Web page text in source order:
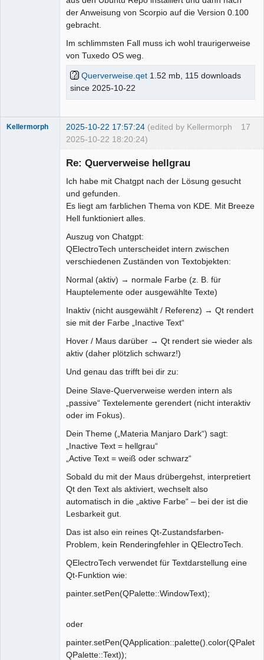
der Anweisung von Scorpio auf die Version 0.100
gebracht.
Im schlimmsten Fall muss ich wohl traurigerweise
von Tuxedo OS weg.
Querverweise.qet 1.52 mb, 115 downloads
since 2025-10-22
17
Kellermorph 2025-10-22 17:57:24 (edited by Kellermorph
2025-10-22 18:20:24)
Re: Querverweise hellgrau
Ich habe mit Chatgpt nach der Lösung gesucht
und gefunden.
Es liegt am farblichen Thema von KDE. Mit Breeze
Hell funktioniert alles.
Auszug von Chatgpt:
QElectroTech unterscheidet intern zwischen
verschiedenen Zuständen von Textobjekten:
Normal (aktiv) → normale Farbe (z. B. für
Hauptelemente oder ausgewählte Texte)
Inaktiv (nicht ausgewählt / Referenz) → Qt rendert
sie mit der Farbe „Inactive Text“
Hover / Maus darüber → Qt rendert sie wieder als
aktiv (daher plötzlich schwarz!)
Und genau das trifft bei dir zu:
Deine Slave-Querverweise werden intern als
„passive“ Textelemente gerendert (nicht interaktiv
oder im Fokus).
Dein Theme („Materia Manjaro Dark“) sagt:
„Inactive Text = hellgrau“
„Active Text = weiß oder schwarz“
Sobald du mit der Maus drübergehst, interpretiert
Qt den Text als aktiviert, wechselt also
automatisch in die „aktive Farbe“ – bei der ist die
Lesbarkeit gut.
Das ist also ein reines Qt-Zustandsfarben-
Problem, kein Renderingfehler in QElectroTech.
QElectroTech verwendet für Textdarstellung eine
Qt-Funktion wie:
painter.setPen(QPalette::WindowText);
oder
QPalette::Text));